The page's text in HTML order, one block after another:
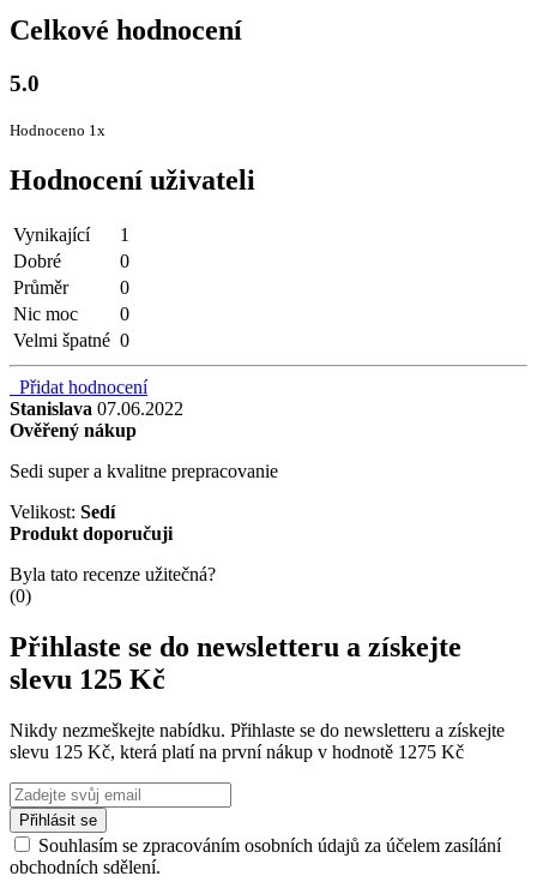
Celkové hodnocení
5.0
Hodnoceno 1x
Hodnocení uživateli
Vynikající
1
Dobré
0
Průměr
0
Nic moc
0
Velmi špatné 0
Přidat hodnocení
Stanislava 07.06.2022
Ověřený nákup
Sedi super a kvalitne prepracovanie
Velikost: Sedí
Produkt doporučuji
Byla tato recenze užitečná?
(0)
Přihlaste se do newsletteru a získejte
slevu 125 Kč
Nikdy nezmeškejte nabídku. Přihlaste se do newsletteru a získejte
slevu 125 Kč, která platí na první nákup v hodnotě 1275 Kč
Přihlásit se
Souhlasím se zpracováním osobních údajů za účelem zasílání
obchodních sdělení.